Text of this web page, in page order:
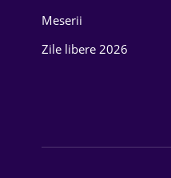
Meserii
Zile libere 2026